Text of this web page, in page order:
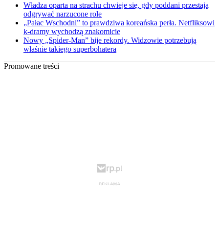
Władza oparta na strachu chwieje się, gdy poddani przestają
odgrywać narzucone role
„Pałac Wschodni” to prawdziwa koreańska perła. Netfliksowi
k-dramy wychodzą znakomicie
Nowy „Spider-Man” bije rekordy. Widzowie potrzebują
właśnie takiego superbohatera
Promowane treści